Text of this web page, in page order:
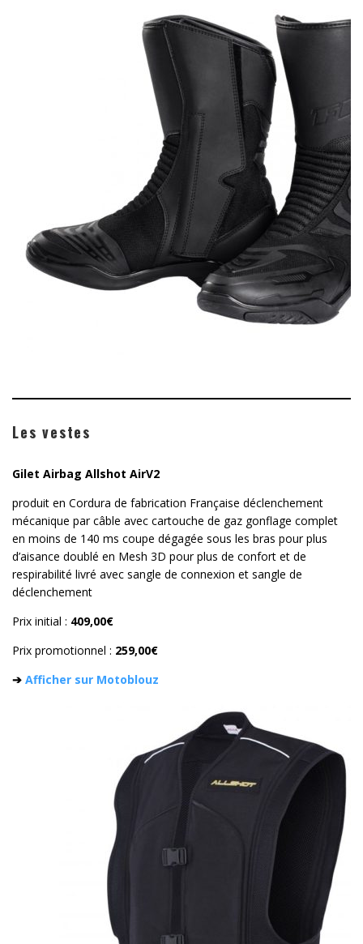
Les vestes
Gilet Airbag Allshot AirV2
produit en Cordura de fabrication Française déclenchement
mécanique par câble avec cartouche de gaz gonflage complet
en moins de 140 ms coupe dégagée sous les bras pour plus
d’aisance doublé en Mesh 3D pour plus de confort et de
respirabilité livré avec sangle de connexion et sangle de
déclenchement
Prix initial : 409,00€
Prix promotionnel : 259,00€
➔ Afficher sur Motoblouz